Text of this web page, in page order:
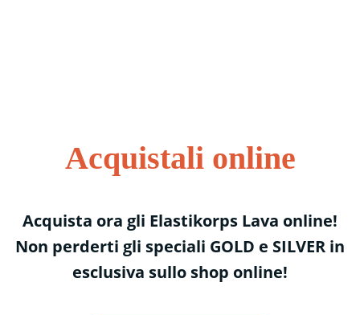
Acquistali online
Acquista ora gli Elastikorps Lava online!
Non perderti gli speciali GOLD e SILVER in
esclusiva sullo shop online!